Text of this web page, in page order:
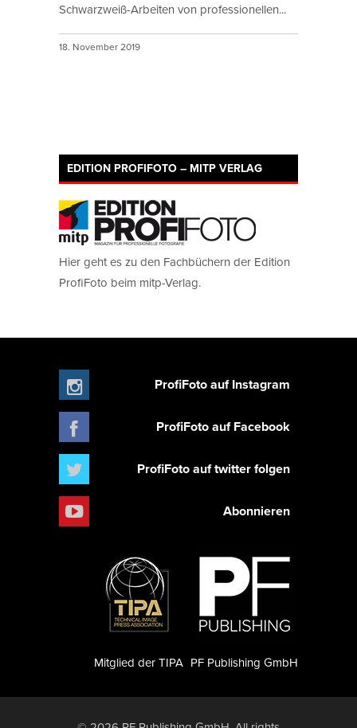
Schwarzweiß-Arbeiten von professionellen...
18. November 2019
EDITION PROFIFOTO – MITP VERLAG
Hier geht es zu den Fachbüchern der Edition
ProfiFoto beim mitp-Verlag.
ProfiFoto auf Instagram
ProfiFoto auf Facebook
ProfiFoto auf twitter folgen
Abonnieren
PF Publishing GmbH
Mitglied der TIPA